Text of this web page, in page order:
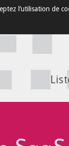
l’utilisation de